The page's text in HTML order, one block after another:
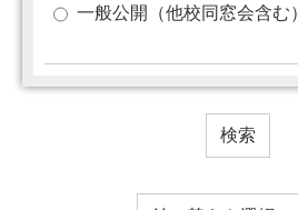
一般公開（他校同窓会含む）